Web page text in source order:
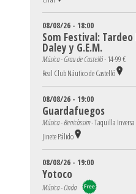
08/08/26 - 18:00
Som Festival: Tardeo
Daley y G.E.M.
Música - Grau de Castelló -14-99 €
Real Club Náutico de Castelló
08/08/26 - 19:00
Guardafuegos
Música - Benicàssim -Taquilla
Jinete Pálido
08/08/26 - 19:00
Yotoco
Música - Onda